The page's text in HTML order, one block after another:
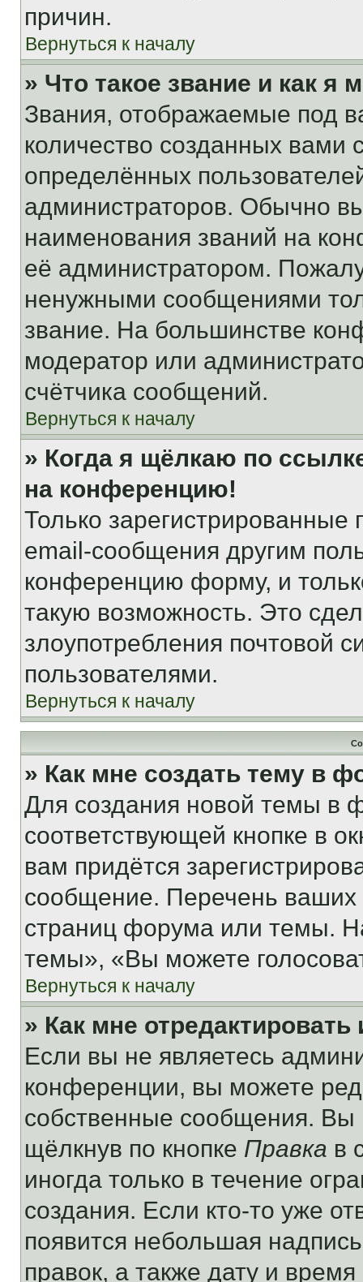
причин.
Вернуться к началу
» Что такое звание и как я
Звания, отображаемые под
количество созданных
определённых
администраторов. Обычно
наименования званий на
её администратором.
ненужными сообщениями
звание. На большинстве
модератор или
счётчика сообщений.
Вернуться к началу
» Когда я щёлкаю по
на конференцию!
Только зарегистрированные
email-сообщения другим
конференцию форму, и
такую возможность. Это
злоупотребления почтовой
пользователями.
Вернуться к началу
» Как мне создать тему в
Для создания новой темы в
соответствующей кнопке в
вам придётся
сообщение. Перечень ваших
страниц форума или темы.
темы», «Вы можете
Вернуться к началу
» Как мне
Если вы не являетесь
конференции, вы можете
собственные сообщения. Вы
щёлкнув по кнопке Правка в
иногда только в течение
создания. Если кто-то уже
появится небольшая
правок, а также дату и